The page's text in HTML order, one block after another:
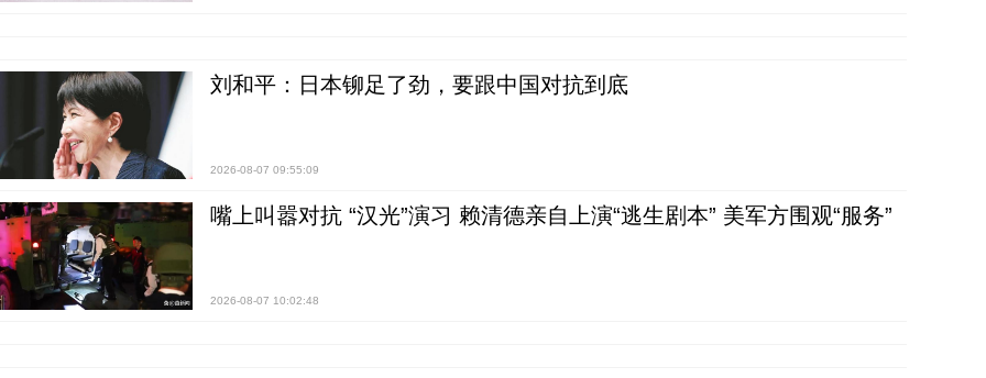
刘和平：日本铆足了劲，要跟中国对抗到底
2026-08-07 09:55:09
嘴上叫嚣对抗 “汉光”演习 赖清德亲自上演“逃生剧本” 美军方围观“服务”
2026-08-07 10:02:48